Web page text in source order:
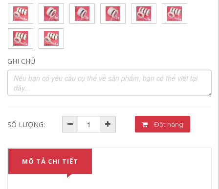
GHI CHÚ
SỐ LƯỢNG: Đặt hàng
MÔ TẢ CHI TIẾT